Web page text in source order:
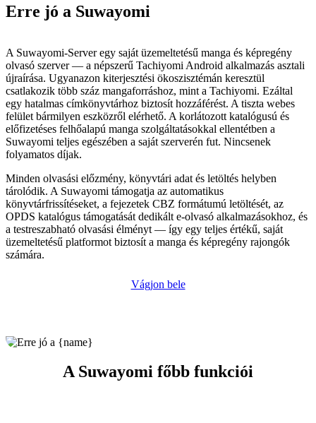
Erre jó a Suwayomi
A Suwayomi-Server egy saját üzemeltetésű manga és képregény
olvasó szerver — a népszerű Tachiyomi Android alkalmazás asztali
újraírása. Ugyanazon kiterjesztési ökoszisztémán keresztül
csatlakozik több száz mangaforráshoz, mint a Tachiyomi. Ezáltal
egy hatalmas címkönyvtárhoz biztosít hozzáférést. A tiszta webes
felület bármilyen eszközről elérhető. A korlátozott katalógusú és
előfizetéses felhőalapú manga szolgáltatásokkal ellentétben a
Suwayomi teljes egészében a saját szerverén fut. Nincsenek
folyamatos díjak.
Minden olvasási előzmény, könyvtári adat és letöltés helyben
tárolódik. A Suwayomi támogatja az automatikus
könyvtárfrissítéseket, a fejezetek CBZ formátumú letöltését, az
OPDS katalógus támogatását dedikált e-olvasó alkalmazásokhoz, és
a testreszabható olvasási élményt — így egy teljes értékű, saját
üzemeltetésű platformot biztosít a manga és képregény rajongók
számára.
Vágjon bele
A Suwayomi főbb funkciói